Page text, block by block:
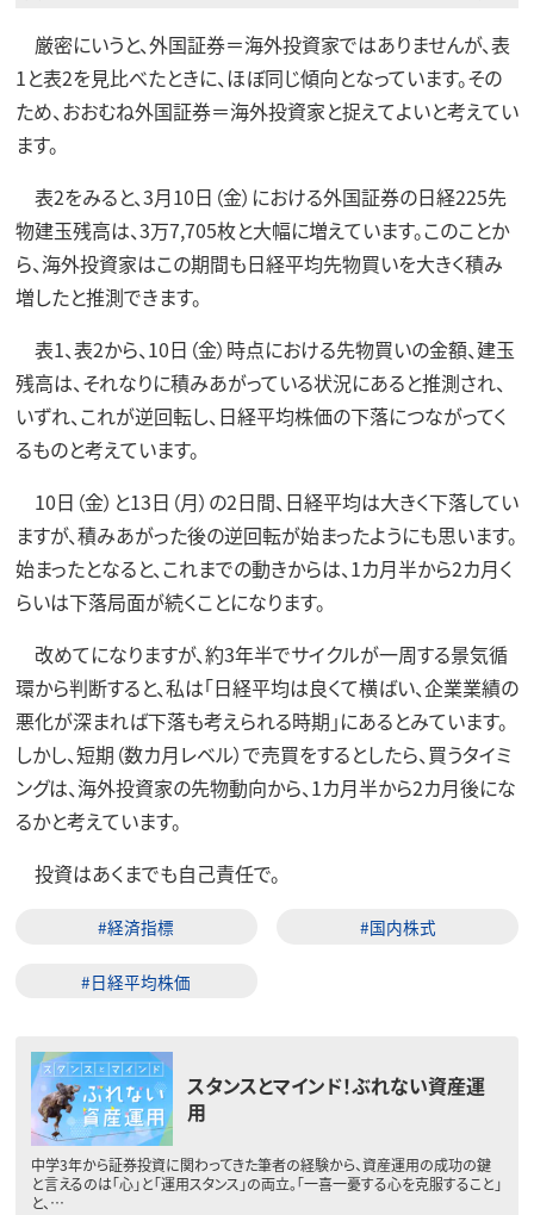
厳密にいうと、外国証券＝海外投資家ではありませんが、表
1と表2を見比べたときに、ほぼ同じ傾向となっています。その
ため、おおむね外国証券＝海外投資家と捉えてよいと考えてい
ます。
表2をみると、3月10日（金）における外国証券の日経225先
物建玉残高は、3万7,705枚と大幅に増えています。このことか
ら、海外投資家はこの期間も日経平均先物買いを大きく積み
増したと推測できます。
表1、表2から、10日（金）時点における先物買いの金額、建玉
残高は、それなりに積みあがっている状況にあると推測され、
いずれ、これが逆回転し、日経平均株価の下落につながってく
るものと考えています。
10日（金）と13日（月）の2日間、日経平均は大きく下落してい
ますが、積みあがった後の逆回転が始まったようにも思います。
始まったとなると、これまでの動きからは、1カ月半から2カ月く
らいは下落局面が続くことになります。
改めてになりますが、約3年半でサイクルが一周する景気循
環から判断すると、私は「日経平均は良くて横ばい、企業業績の
悪化が深まれば下落も考えられる時期」にあるとみています。
しかし、短期（数カ月レベル）で売買をするとしたら、買うタイミ
ングは、海外投資家の先物動向から、1カ月半から2カ月後にな
るかと考えています。
投資はあくまでも自己責任で。
#経済指標 #国内株式
#日経平均株価
スタンスとマインド！ぶれない資産運
用
中学3年から証券投資に関わってきた筆者の経験から、資産運用の成功の鍵
と言えるのは「心」と「運用スタンス」の両立。「一喜一憂する心を克服すること」
と、…